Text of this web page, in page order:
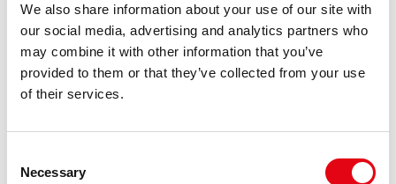
We also share information about your use of our site with
our social media, advertising and analytics partners who
may combine it with other information that you’ve
provided to them or that they’ve collected from your use
of their services.
Selection
Necessary